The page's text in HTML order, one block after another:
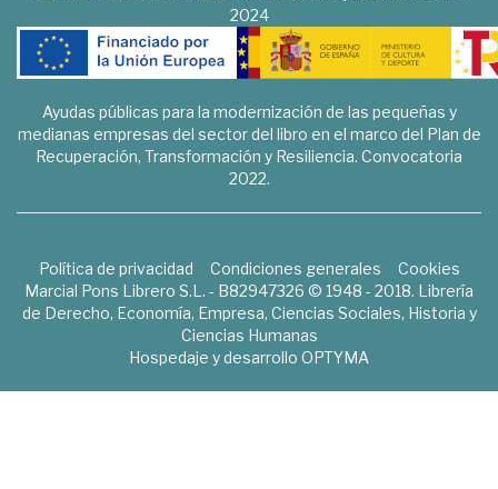
2024
Ayudas públicas para la modernización de las pequeñas y
medianas empresas del sector del libro en el marco del Plan de
Recuperación, Transformación y Resiliencia. Convocatoria
2022.
Política de privacidad Condiciones generales
Cookies
Marcial Pons Librero S.L. - B82947326 © 1948 - 2018. Librería
de Derecho, Economía, Empresa, Ciencias Sociales, Historia y
Ciencias Humanas
Hospedaje y desarrollo OPTYMA